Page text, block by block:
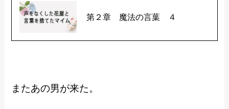
第２章 魔法の言葉 ４
またあの男が来た。